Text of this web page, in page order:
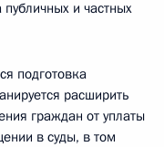
и частных
подготовка
расширить
граждан от уплаты
в суды, в том